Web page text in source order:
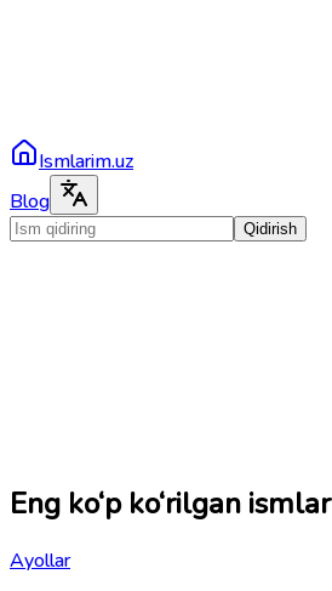
Ismlarim.uz
Blog
Qidirish
Eng ko‘p ko‘rilgan ismlar
Ayollar